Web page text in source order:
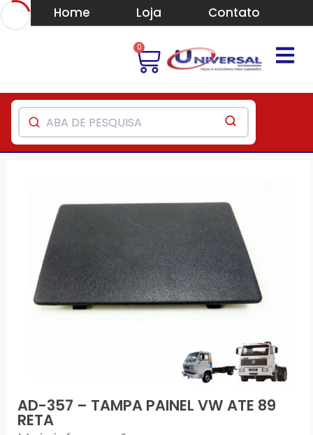
Home Loja Contato
0
AD-357 – TAMPA PAINEL VW ATE 89
RETA